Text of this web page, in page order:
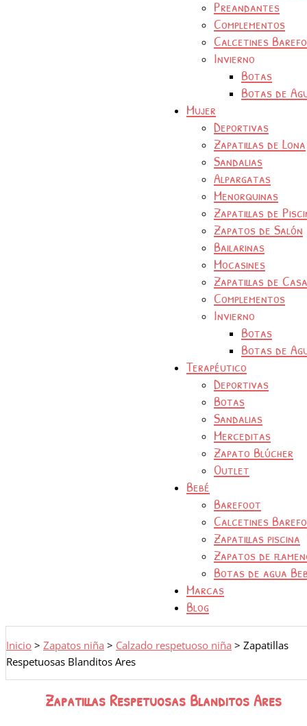
Preandantes
Complementos
Calcetines
Invierno
Botas
Botas de
Mujer
Deportivas
Zapatillas de Lona
Sandalias
Alpargatas
Menorquinas
Zapatillas de
Zapatos de Salón
Bailarinas
Mocasines
Zapatillas de Casa
Complementos
Invierno
Botas
Botas de
Terapéutico
Deportivas
Botas
Sandalias
Merceditas
Zapato Blúcher
Outlet
Bebé
Barefoot
Calcetines
Zapatillas piscina
Zapatos de
Botas de agua
Marcas
Blog
Inicio > Zapatos niña > Calzado respetuoso niña > Zapatillas
Respetuosas Blanditos Ares
Zapatillas Respetuosas Blanditos Ares